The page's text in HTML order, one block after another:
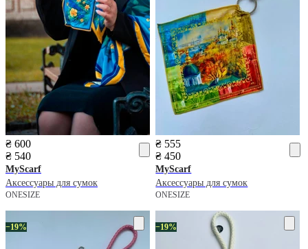
₴ 600
₴ 540
MyScarf
Аксессуары для сумок
ONESIZE
₴ 555
₴ 450
MyScarf
Аксессуары для сумок
ONESIZE
−19% −19%